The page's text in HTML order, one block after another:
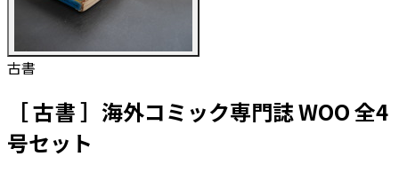
古書
［ 古書 ］海外コミック専門誌 WOO 全4
号セット